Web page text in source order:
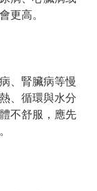
更高。
、腎臟病等慢
、循環與水分
不舒服，應先